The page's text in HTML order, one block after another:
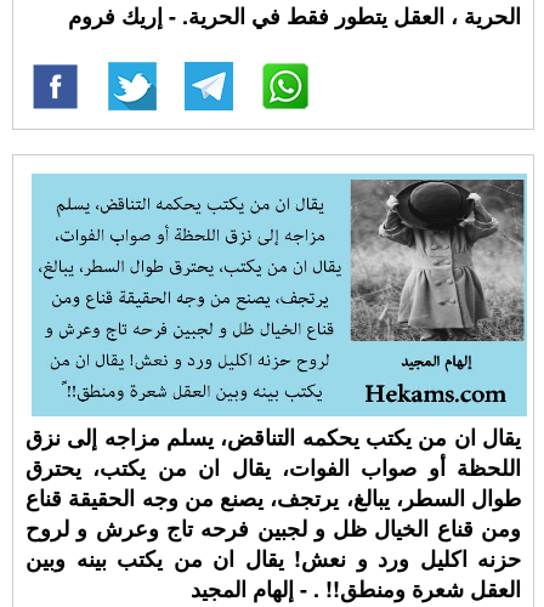
الحرية ، العقل يتطور فقط في الحرية. - إريك فروم
يقال ان من يكتب يحكمه التناقض، يسلم مزاجه إلى نزق
اللحظة أو صواب الفوات، يقال ان من يكتب، يحترق
طوال السطر، يبالغ، يرتجف، يصنع من وجه الحقيقة قناع
ومن قناع الخيال ظل و لجبين فرحه تاج وعرش و لروح
حزنه اكليل ورد و نعش! يقال ان من يكتب بينه وبين
العقل شعرة ومنطق!! ⁧‫. - إلهام المجيد